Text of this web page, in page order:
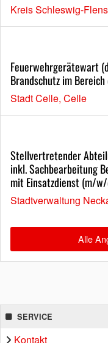
Kreis Schleswig-
Feuerwehrgerätewart
Brandschutz im
Stadt Celle, Celle
Stellvertretender
inkl. Sachbearbeitung
mit Einsatzdienst (m/
Stadtverwaltung
Alle
SERVICE
Kontakt